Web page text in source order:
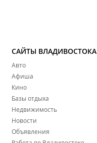
САЙТЫ ВЛАДИВОСТОКА
Авто
Афиша
Кино
Базы отдыха
Недвижимость
Новости
Объявления